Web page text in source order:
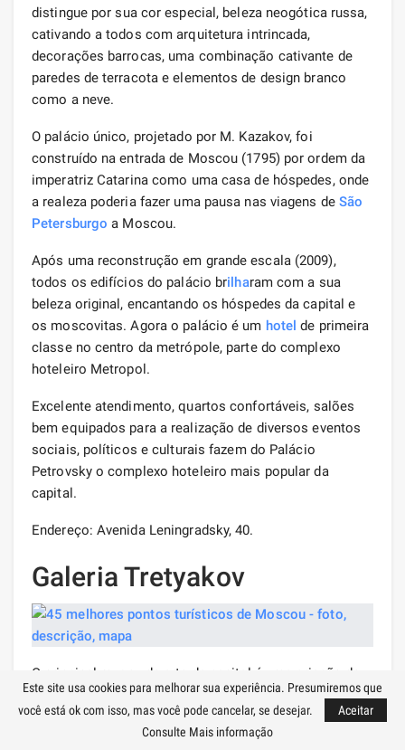
distingue por sua cor especial, beleza neogótica russa,
cativando a todos com arquitetura intrincada,
decorações barrocas, uma combinação cativante de
paredes de terracota e elementos de design branco
como a neve.
O palácio único, projetado por M. Kazakov, foi
construído na entrada de Moscou (1795) por ordem da
imperatriz Catarina como uma casa de hóspedes, onde
a realeza poderia fazer uma pausa nas viagens de São
Petersburgo a Moscou.
Após uma reconstrução em grande escala (2009),
todos os edifícios do palácio brilharam com a sua
beleza original, encantando os hóspedes da capital e
os moscovitas. Agora o palácio é um hotel de primeira
classe no centro da metrópole, parte do complexo
hoteleiro Metropol.
Excelente atendimento, quartos confortáveis, salões
bem equipados para a realização de diversos eventos
sociais, políticos e culturais fazem do Palácio
Petrovsky o complexo hoteleiro mais popular da
capital.
Endereço: Avenida Leningradsky, 40.
Galeria Tretyakov
O principal museu de arte da capital é uma criação de
um patriota russo, filantropo e conhecedor de belas
artes nacionais, o comerciante P. I. Tretyakov. Dentro
das paredes da galeriaexistemobras-primas
Este site usa cookies para melhorar sua experiência. Presumiremos que
você está ok com isso, mas você pode cancelar, se desejar.
Aceitar
Consulte Mais informação